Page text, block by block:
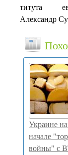
титута
Александр
Украинe
начале
войны" с